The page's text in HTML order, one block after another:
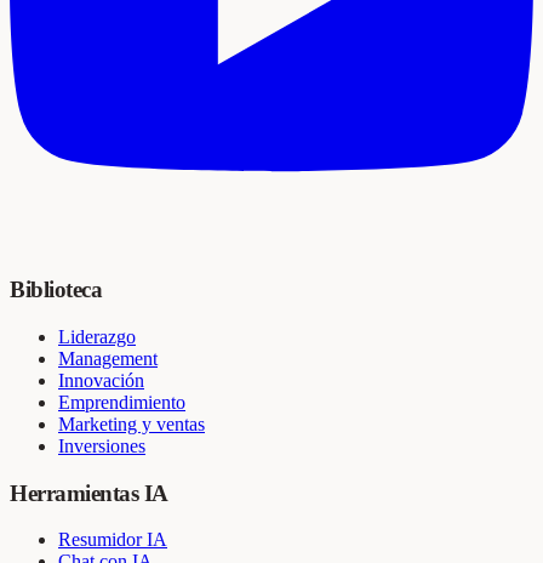
Biblioteca
Liderazgo
Management
Innovación
Emprendimiento
Marketing y ventas
Inversiones
Herramientas IA
Resumidor IA